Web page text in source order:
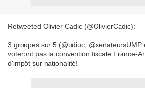
Retweeted Olivier Cadic (@OlivierCadic):
3 groupes sur 5 (@udiuc, @senateursUMP
voteront pas la convention fiscale France-
d'impôt sur nationalité!